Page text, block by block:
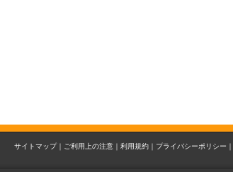
サイトマップ｜ ご利用上の注意｜ 利用規約｜ プライバシーポリシー｜